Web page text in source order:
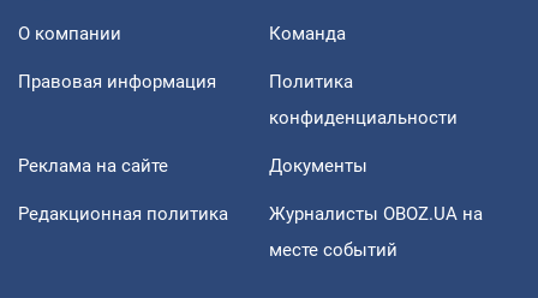
О компании Команда
Правовая информация
Политика
конфиденциальности
Реклама на сайте Документы
Редакционная политика
Журналисты OBOZ.UA на
месте событий